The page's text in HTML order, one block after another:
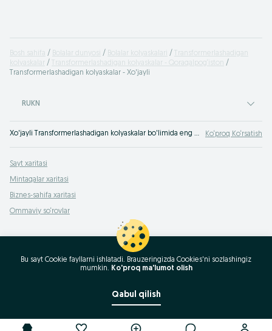
Bosh sahifa Bolalar dunyosi Bolalar kolyaskalari
Transformerlashadigan
kolyaskalar
Transformerlashadigan kolyaskalar - Qoraqalpog‘iston
Transformerlashadigan kolyaskalar - Xo'jayli
RUKN
Xo'jayli Transformerlashadigan kolyaskalar bo'limida eng yaxshi takliflar. OLXda hamyonbop narxlarda mahsulot va xizmatlarning katta tanlovi! OLX.uz da ko'plab takliflar! Ko‘proq Ko‘rsatish
Sayt xaritasi
Mintaqalar xaritasi
Biznes-sahifa xaritasi
Ommaviy so‘rovlar
Bu sayt Cookie fayllarni ishlatadi. Brauzeringizda Cookies'ni sozlashingiz
mumkin. Ko'proq ma'lumot olish
Qabul qilish